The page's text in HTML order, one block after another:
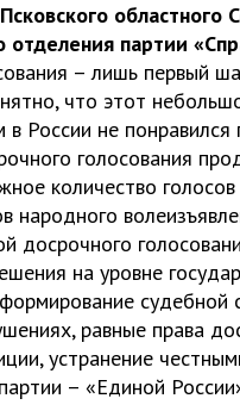
областного
отделения партии
– лишь первый
что этот
России не понравился
голосования
количество
народного
досрочного
на уровне
судебной
равные права
устранение
– «Единой